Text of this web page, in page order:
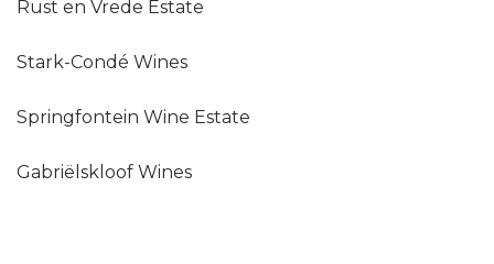
Rust en Vrede Estate
Stark-Condé Wines
Springfontein Wine Estate
Gabriëlskloof Wines